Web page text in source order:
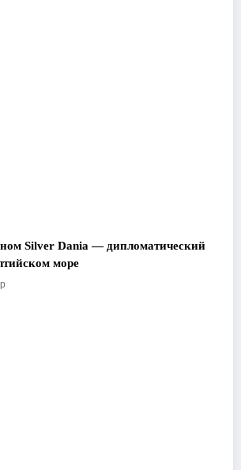
Silver Dania — дипломатический
море